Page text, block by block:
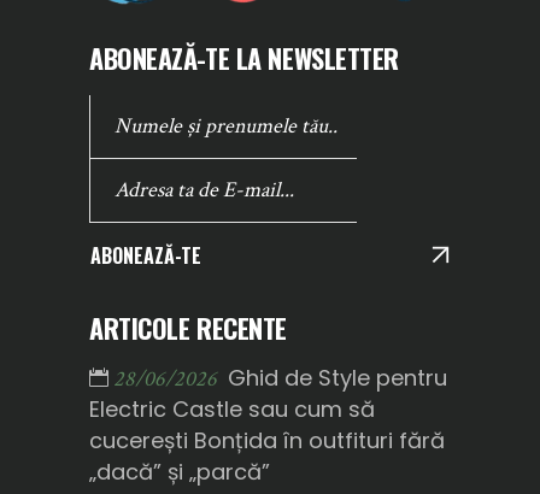
ABONEAZĂ-TE LA NEWSLETTER
ABONEAZĂ-TE
ARTICOLE RECENTE
28/06/2026 Ghid de Style pentru
Electric Castle sau cum să
cucerești Bonțida în outfituri fără
„dacă” și „parcă”